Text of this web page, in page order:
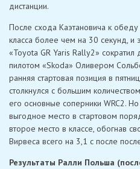
дистанции.
После схода Каэтановича к
класса более чем на 30 секунд, и
«Toyota GR Yaris Rally2»
пилотом «Skoda» Оливером
ранняя стартовая позиция в
столкнулся с большим
его основные соперники WRC2.
выгодное место в стартовом
второе место в классе, обогнав
Вирвеса всего на 3,1 с после
Результаты Ралли Польша